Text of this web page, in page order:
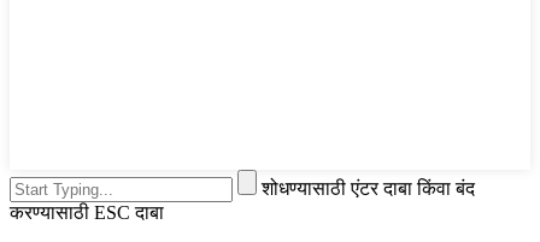
शोधण्यासाठी एंटर दाबा किंवा बंद
करण्यासाठी ESC दाबा